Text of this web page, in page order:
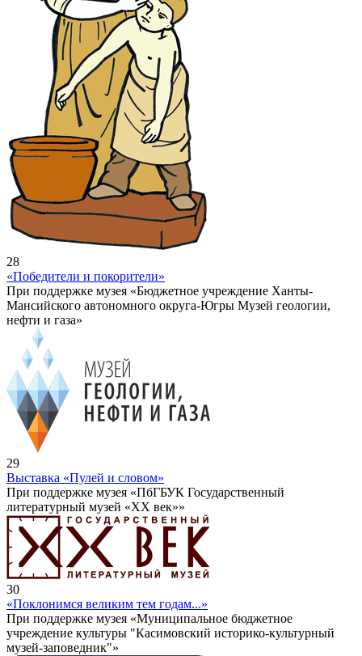
28
«Победители и покорители»
При поддержке музея «Бюджетное учреждение Ханты-
Мансийского автономного округа-Югры Музей геологии,
нефти и газа»
29
Выставка «Пулей и словом»
При поддержке музея «ПбГБУК Государственный
литературный музей «ХХ век»»
30
«Поклонимся великим тем годам...»
При поддержке музея «Муниципальное бюджетное
учреждение культуры "Касимовский историко-культурный
музей-заповедник"»